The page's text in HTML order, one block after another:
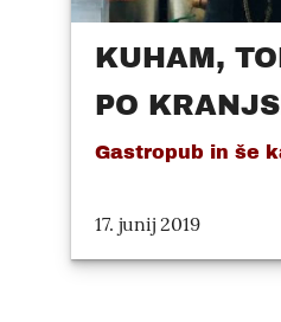
KUHAM,
PO
Gastropub in še
17. junij 2019